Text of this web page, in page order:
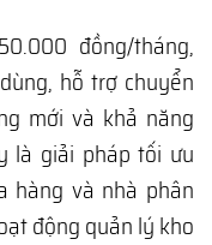
đồng/tháng,
hỗ trợ chuyển
mới và khả năng
là giải pháp tối ưu
hàng và nhà phân
động quản lý kho